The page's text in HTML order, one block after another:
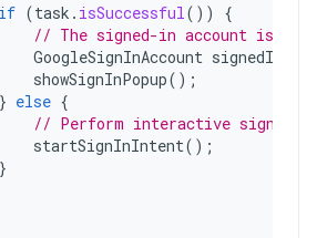
if (task . isSuccessful())
{
// The signed-in account is
GoogleSignInAccount
showSignInPopup();
} else {
// Perform interactive sign in.
startSignInIntent();
}